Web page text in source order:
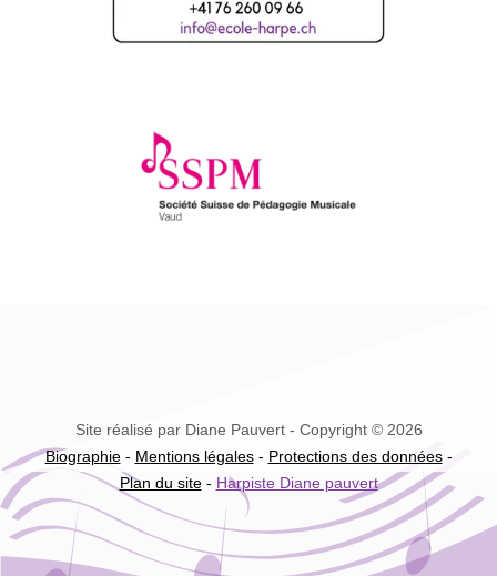
Site réalisé par Diane Pauvert - Copyright © 2026
Biographie- Mentions légales- Protections des données-
Plan du site- Harpiste Diane pauvert